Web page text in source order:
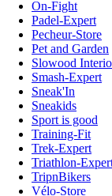
On-Fight
Padel-Expert
Pecheur-Store
Pet and Garden
Slowood
Smash-Expert
Sneak'In
Sneakids
Sport is good
Training-Fit
Trek-Expert
Triathlon-
TripnBikers
Vélo-Store